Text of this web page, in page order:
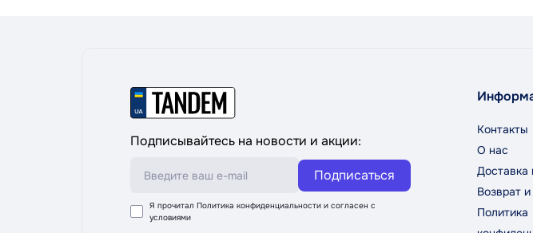
Подписывайтесь на новости и акции:
Подписаться
Я прочитал Политика конфиденциальности и согласен с
условиями
Контакты
О нас
Доставка
Возврат
Политика